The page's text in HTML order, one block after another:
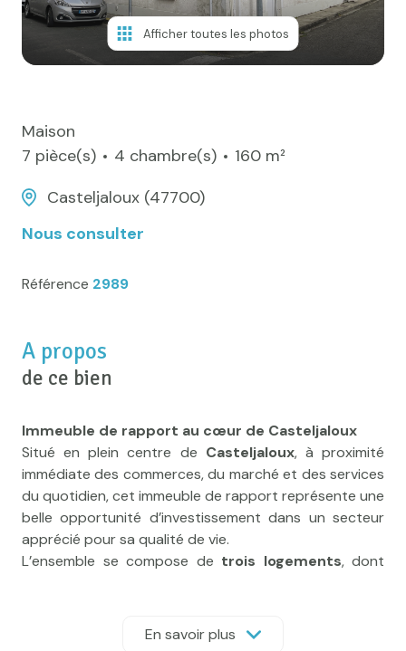
Afficher toutes les photos
Maison
7 pièce(s)
4 chambre(s)
160 m²
Casteljaloux (47700)
Nous consulter
Référence 2989
A propos
de ce bien
Immeuble de rapport au cœur de Casteljaloux
Situé en plein centre de Casteljaloux, à proximité
immédiate des commerces, du marché et des services
du quotidien, cet immeuble de rapport représente une
belle opportunité d’investissement dans un secteur
apprécié pour sa qualité de vie.
L’ensemble se compose de trois logements, dont
premier logement de 45m2, de plain-pied et
En savoir plus